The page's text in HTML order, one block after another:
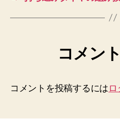
コメン
コメントを投稿するには